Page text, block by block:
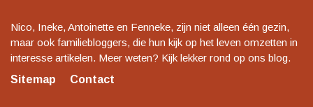
Nico, Ineke, Antoinette en Fenneke, zijn niet alleen één gezin,
maar ook familiebloggers, die hun kijk op het leven omzetten in
interesse artikelen. Meer weten? Kijk lekker rond op ons blog.
Sitemap
Contact